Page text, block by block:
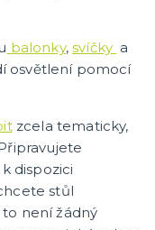
balonky,svíčky a
osvětlení pomocí
zcela tematicky,
dispozici
stůl
to není žádný